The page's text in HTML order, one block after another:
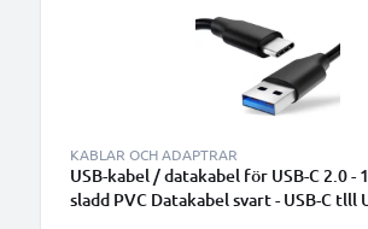
KABLAR OCH ADAPTRAR
USB-kabel / datakabel för USB-C 2.0 -
sladd PVC Datakabel svart - USB-C tlll